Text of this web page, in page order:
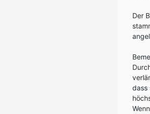
Der
dass